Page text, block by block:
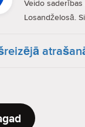
Veido
Losandželosā.